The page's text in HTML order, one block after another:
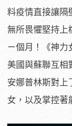
料疫情直接讓隔
無所畏懼堅持上
ㄧ個月！《神力
美國與蘇聯互相
安娜普林斯對
女，以及掌控著